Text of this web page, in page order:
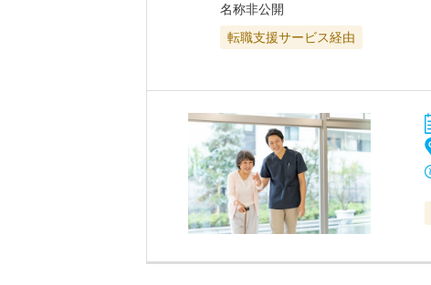
名称非公開
転職支援サービス経由